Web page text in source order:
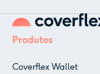
Produtos
Coverflex Wallet